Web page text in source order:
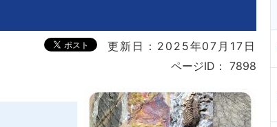
更新日：2025年07月17日
ページID： 7898